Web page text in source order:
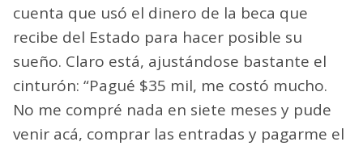
cuenta que usó el dinero de la beca que
recibe del Estado para hacer posible su
sueño. Claro está, ajustándose bastante el
cinturón: “Pagué $35 mil, me costó mucho.
No me compré nada en siete meses y pude
venir acá, comprar las entradas y pagarme el